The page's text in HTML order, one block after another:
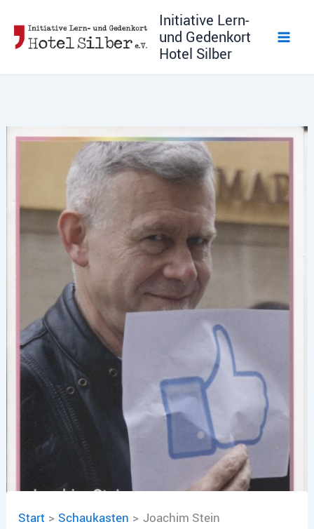
Inhalt
springen
Initiative Lern-
und Gedenkort
Hotel Silber
Start Schaukasten Joachim Stein